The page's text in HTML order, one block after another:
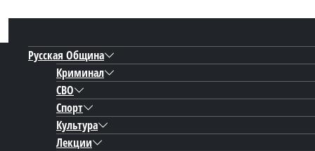
Русская Община
Криминал
СВО
Спорт
Культура
Лекции